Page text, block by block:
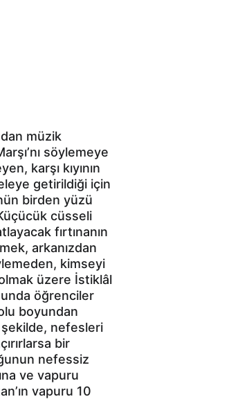
müzik
söylemeye
karşı kıyının
getirildiği için
birden yüzü
cüsseli
fırtınanın
arkanızdan
kimseyi
üzere İstiklâl
öğrenciler
boyundan
şekilde, nefesleri
bir
nefessiz
ve vapuru
vapuru 10